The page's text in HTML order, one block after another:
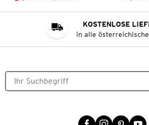
KOSTENLOSE
in alle